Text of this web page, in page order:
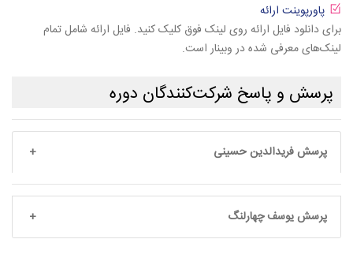
پاورپوینت ارائه
برای دانلود فایل ارائه روی لینک فوق کلیک کنید. فایل ارائه شامل تمام
لینک‌های معرفی شده در وبینار است.
پرسش و پاسخ شرکت‌کنندگان دوره
پرسش فریدالدین حسینی
پرسش یوسف چهارلنگ